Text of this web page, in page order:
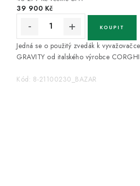
39 900 Kč
Jedná se o použitý zvedák k
GRAVITY od italského výrobce
Kód: 8-21100230_BAZAR